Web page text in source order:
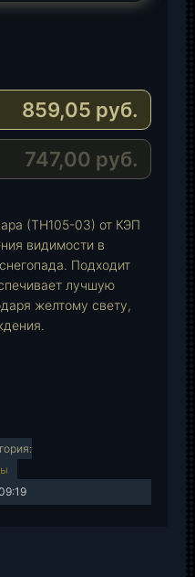
859,05 руб.
747,00 руб.
(ТН105-03) от КЭП
видимости в
Подходит
лучшую
желтому свету,